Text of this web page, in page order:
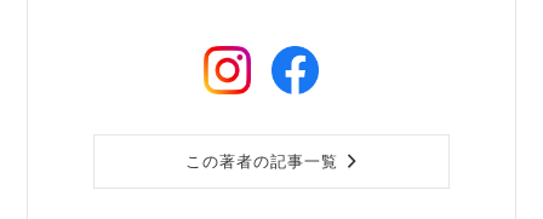
この著者の記事一覧